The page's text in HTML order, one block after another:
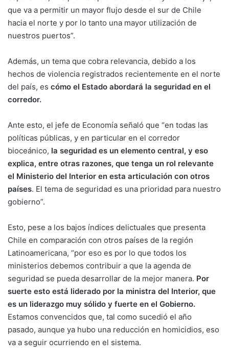
que va a permitir un mayor flujo desde el sur de Chile
hacia el norte y por lo tanto una mayor utilización de
nuestros puertos”.
Además, un tema que cobra relevancia, debido a los
hechos de violencia registrados recientemente en el norte
del país, es cómo el Estado abordará la seguridad en el
corredor.
Ante esto, el jefe de Economía señaló que “en todas las
políticas públicas, y en particular en el corredor
bioceánico, la seguridad es un elemento central, y eso
explica, entre otras razones, que tenga un rol relevante
el Ministerio del Interior en esta articulación con otros
países. El tema de seguridad es una prioridad para nuestro
gobierno”.
Esto, pese a los bajos índices delictuales que presenta
Chile en comparación con otros países de la región
Latinoamericana, “por eso es por lo que todos los
ministerios debemos contribuir a que la agenda de
seguridad se pueda desarrollar de la mejor manera. Por
suerte esto está liderado por la ministra del Interior, que
es un liderazgo muy sólido y fuerte en el Gobierno.
Estamos convencidos que, tal como sucedió el año
pasado, aunque ya hubo una reducción en homicidios, eso
va a seguir ocurriendo en el sistema.